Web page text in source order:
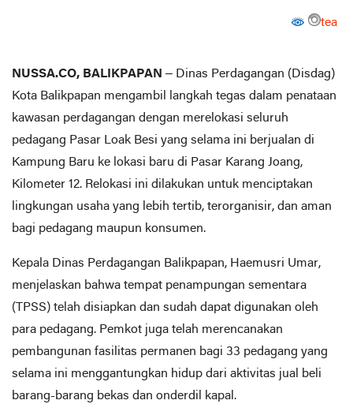
tea
NUSSA.CO, BALIKPAPAN – Dinas Perdagangan (Disdag)
Kota Balikpapan mengambil langkah tegas dalam penataan
kawasan perdagangan dengan merelokasi seluruh
pedagang Pasar Loak Besi yang selama ini berjualan di
Kampung Baru ke lokasi baru di Pasar Karang Joang,
Kilometer 12. Relokasi ini dilakukan untuk menciptakan
lingkungan usaha yang lebih tertib, terorganisir, dan aman
bagi pedagang maupun konsumen.
Kepala Dinas Perdagangan Balikpapan, Haemusri Umar,
menjelaskan bahwa tempat penampungan sementara
(TPSS) telah disiapkan dan sudah dapat digunakan oleh
para pedagang. Pemkot juga telah merencanakan
pembangunan fasilitas permanen bagi 33 pedagang yang
selama ini menggantungkan hidup dari aktivitas jual beli
barang-barang bekas dan onderdil kapal.